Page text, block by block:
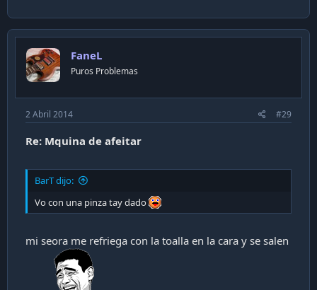
FaneL
Puros Problemas
2 Abril 2014 #29
Re: Mquina de afeitar
BarT dijo:
Vo con una pinza tay dado
mi seora me refriega con la toalla en la cara y se salen